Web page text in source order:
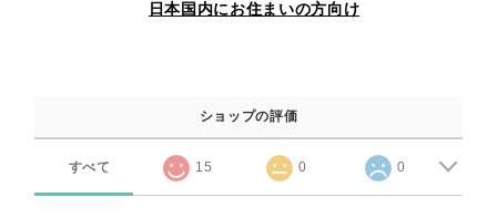
日本国内にお住まいの方向け
ショップの評価
すべて 15 0 0